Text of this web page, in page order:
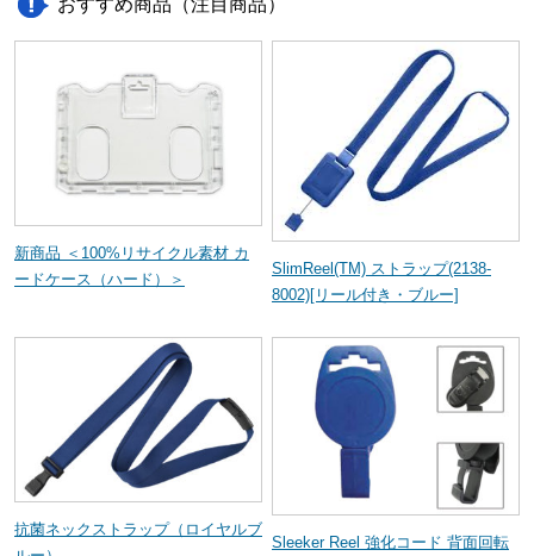
新商品 ＜100%リサイクル素材 カ
ードケース（ハード）＞
SlimReel(TM) ストラップ(2138-
8002)[リール付き・ブルー]
抗菌ネックストラップ（ロイヤルブ
Sleeker Reel 強化コード 背面回転